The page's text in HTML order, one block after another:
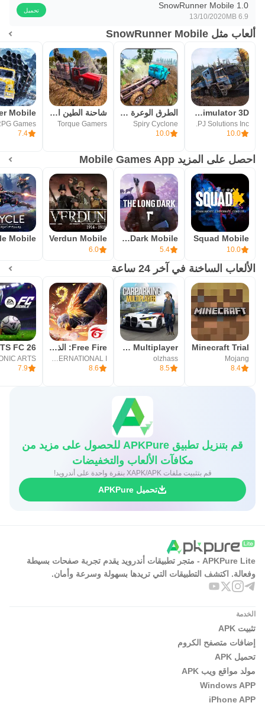
SnowRunner Mobile 1.0
6.9 MB
13/10/2020
تحميل
ألعاب مثل SnowRunner Mobile
Offroad Mud Truck Simulator 3D
PJ Solutions Inc.
10.0
الطرق الوعرة الطين شاحنة القيا
Spiry Cyclone
10.0
شاحنة الطين القيادة على الطرق
Torque Gamers
Games
7.4
احصل على المزيد Mobile Games App
Squad Mobile
10.0
The Long Dark Mobile
5.4
Verdun Mobile
6.0
الألعاب الساخنة في آخر 24 ساعة
Minecraft Trial
Mojang
8.4
Car Parking Multiplayer
olzhass
8.5
Free Fire: الذكرى السنوية 9
GARENA INTERNATIONAL I
8.6
7.9
قم بتنزيل تطبيق APKPure للحصول على مزيد من
مكافآت الألعاب والتخفيضات
قم بتثبيت ملفات XAPK/APK بنقرة واحدة على أندرويد!
تحميل APKPure
APKPure Lite - متجر تطبيقات أندرويد يقدم تجربة صفحات بسيطة
وفعالة. اكتشف التطبيقات التي تريدها بسهولة وسرعة وأمان.
الخدمة
تثبيت APK
إضافات متصفح الكروم
تحميل APK
مولد مواقع ويب APK
Windows APP
iPhone APP